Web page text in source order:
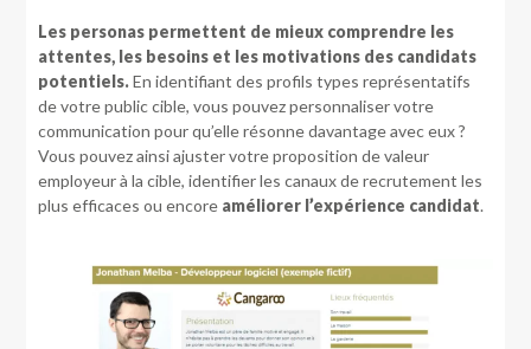
Les personas permettent de mieux comprendre les
attentes, les besoins et les motivations des candidats
potentiels.En identifiant des profils types représentatifs
de votre public cible, vous pouvez personnaliser votre
communication pour qu’elle résonne davantage avec eux ?
Vous pouvez ainsi ajuster votre proposition de valeur
employeur à la cible, identifier les canaux de recrutement les
plus efficaces ou encore améliorer l’expérience candidat.